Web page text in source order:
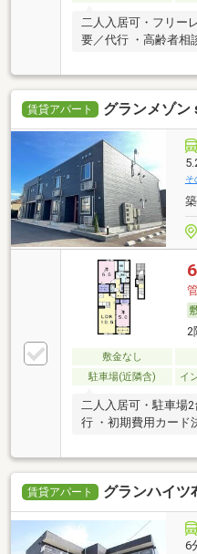
二人入居可・フリー
要／代行 ・高齢者相
賃貸アパート グランメゾン
そ
6
2
敷金なし
駐車場(近隣含)
イ
二人入居可・駐車場
行 ・初期費用カード
賃貸アパート グランハイツ
6